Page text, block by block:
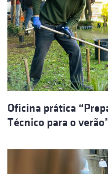
Oficina prática
Técnico para o